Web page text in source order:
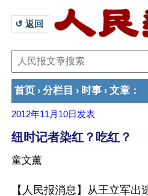
↺ 返回
首页 › 分栏目 › 时事 › 文章 ：
2012年11月10日 发表
纽时记者染红？吃红？
童文薰
【人民报消息】从王立军